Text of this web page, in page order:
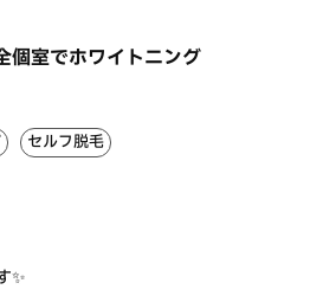
個室でホワイトニング
セルフ脱毛
✨